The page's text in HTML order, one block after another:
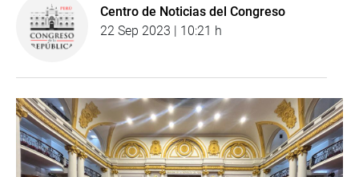
Centro de Noticias del Congreso
22 Sep 2023 | 10:21 h